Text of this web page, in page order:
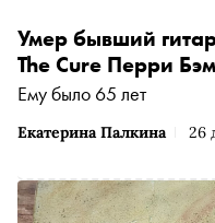
Екатерина Палкина 26
Умер бывший
The Cure Перри
Ему было 65 лет